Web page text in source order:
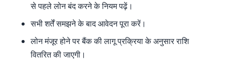
से पहले लोन बंद करने के नियम पढ़ें।
सभी शर्तें समझने के बाद आवेदन पूरा करें।
लोन मंजूर होने पर बैंक की लागू प्रक्रिया के अनुसार राशि
वितरित की जाएगी।